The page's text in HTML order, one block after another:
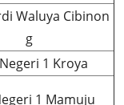
Waluya Cibinon
g
1 Kroya
1 Mamuju